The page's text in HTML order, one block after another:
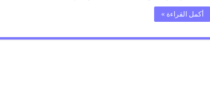
أكمل القراءة »